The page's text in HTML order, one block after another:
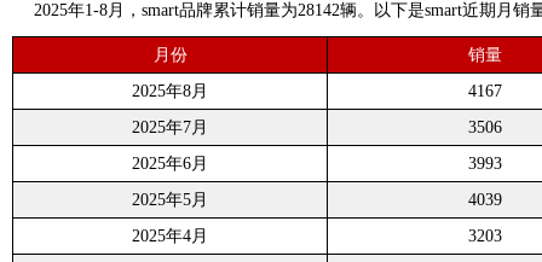
2025年1-8月，smart品牌累计销量为28142辆。以下是smart近期月销
月份
销量
2025年8月
4167
2025年7月
3506
2025年6月
3993
2025年5月
4039
2025年4月
3203